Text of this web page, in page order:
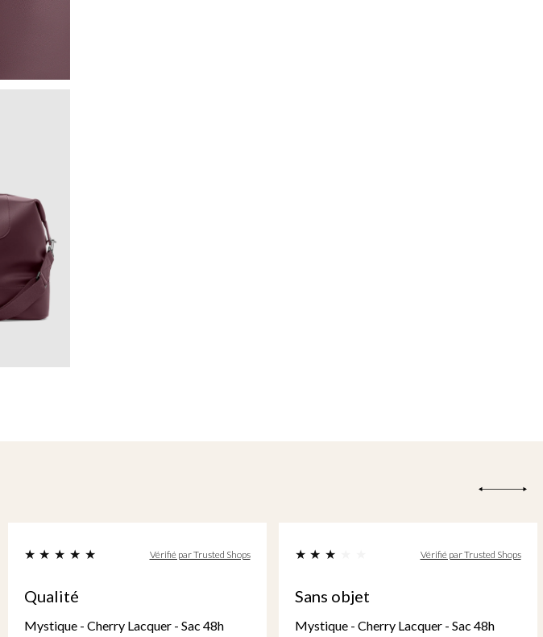
Vérifié par Trusted Shops
Sans objet
Mystique - Cherry Lacquer - Sac 48h
Vérifié par Trusted Shops
Superbe produit et livraison